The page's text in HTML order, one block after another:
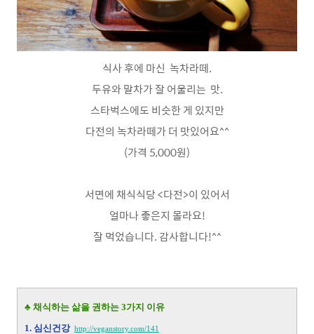
식사 후에 마신 녹차라떼.
두유와 말차가 잘 어울리는 맛.
스타벅스에도 비슷한 게 있지만
다전의 녹차라떼가 더 맛있어요^^
(가격 5,000원)
서면에 채식식당 <다전>이 있어서
얼마나 좋은지 몰라요!
잘 먹었습니다. 감사합니다!^^
♣ 채식하는 삶을 권하는 3가지 이유
1. 심신건강 http://veganstory.com/141